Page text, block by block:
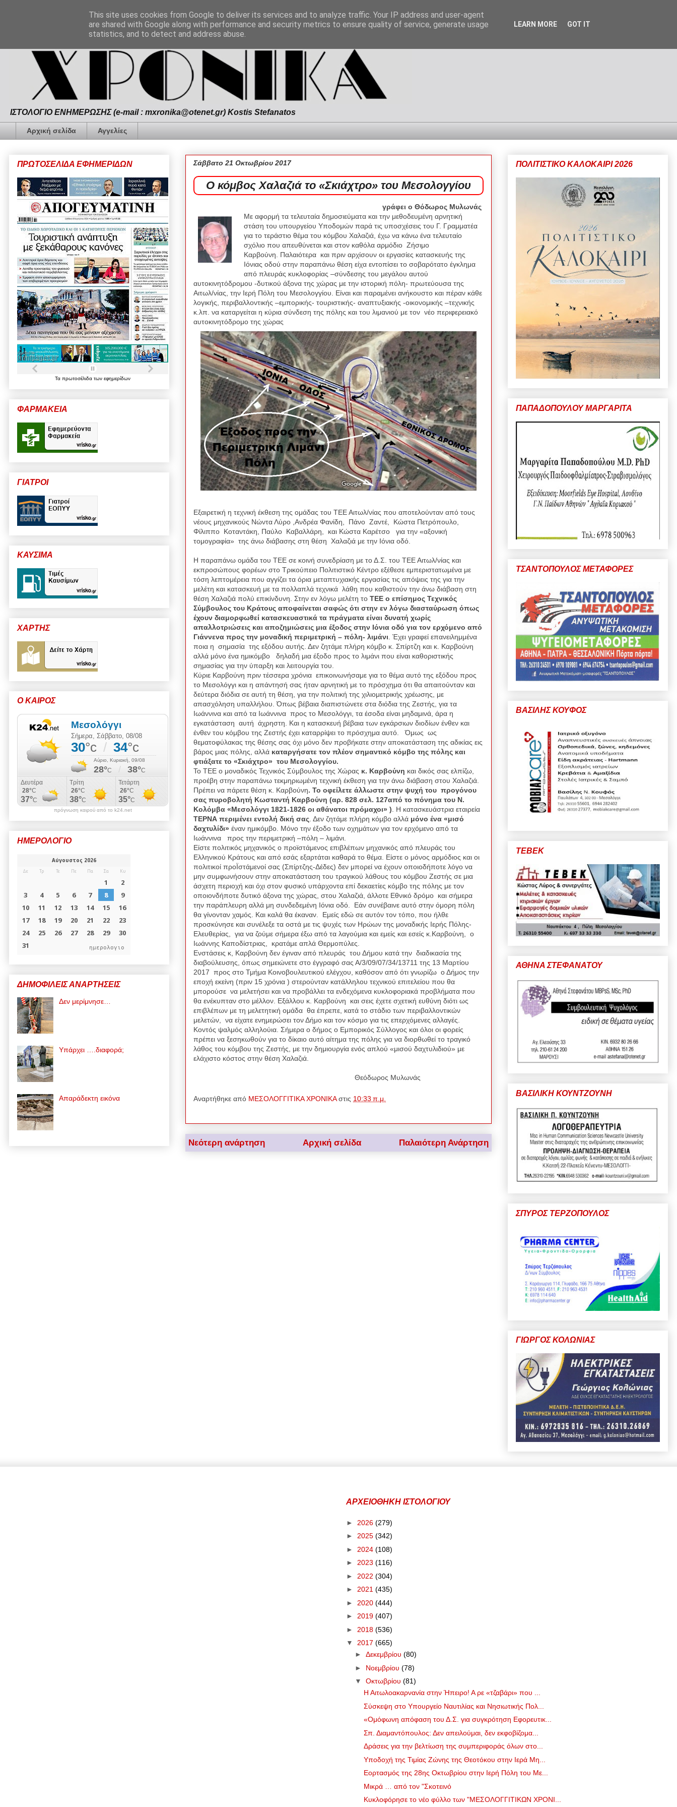
ΙΣΤΟΛΟΓΙΟ ΕΝΗΜΕΡΩΣΗΣ (e-mail : mxronika@otenet.gr) Kostis Stefanatos
Αρχική σελίδα Αγγελίες
Σάββατο 21 Οκτωβρίου 2017
Ο κόμβος Χαλαζιά το «Σκιάχτρο» του Μεσολογγίου
γράφει ο Θόδωρος Μυλωνάς
Με αφορμή τα τελευταία δημοσιεύματα και την μεθοδευμένη αρνητική
στάση του υπουργείου Υποδομών παρά τις υποσχέσεις του Γ. Γραμματέα
για το τεράστιο θέμα του κόμβου Χαλαζιά, έχω να κάνω ένα τελευταίο
σχόλιο που απευθύνεται και στον καθόλα αρμόδιο Ζήσιμο
Καρβούνη. Παλαιότερα και πριν αρχίσουν οι εργασίες κατασκευής της
Ιόνιας οδού στην παραπάνω θέση είχα εντοπίσει το σοβαρότατο έγκλημα
από πλευράς κυκλοφορίας –σύνδεσης του μεγάλου αυτού
αυτοκινητόδρομου -δυτικού άξονα της χώρας με την ιστορική πόλη- πρωτεύουσα της
Αιτωλ/νίας, την Ιερή Πόλη του Μεσολογγίου. Είναι και παραμένει ανήκουστο και πέραν κάθε
λογικής, περιβαλλοντικής –εμπορικής- τουριστικής- αναπτυξιακής -οικονομικής –τεχνικής
κ.λπ. να καταργείται η κύρια σύνδεση της πόλης και του λιμανιού με τον νέο περιφερειακό
αυτοκινητόδρομο της χώρας
Εξαιρετική η τεχνική έκθεση της ομάδας του ΤΕΕ Αιτωλ/νίας που αποτελούνταν από τους
νέους μηχανικούς Νώντα Λύρο ,Ανδρέα Φανίδη, Πάνο Ζαντέ, Κώστα Πετρόπουλο,
Φίλιππο Κοταντάκη, Παύλο Καβαλλάρη, και Κώστα Καρέτσο για την «αξονική
τομογραφία» της άνω διάβασης στη θέση Χαλαζιά με την Ιόνια οδό.
Η παραπάνω ομάδα του ΤΕΕ σε κοινή συνεδρίαση με το Δ.Σ. του ΤΕΕ Αιτωλ/νίας και
εκπροσώπους φορέων στο Τρικούπειο Πολιτιστικό Κέντρο εξέθεσε εμπεριστατωμένα με
τόση λεπτομέρεια που αγγίζει τα όρια μεταπτυχιακής εργασίας τις απόψεις της για την
μελέτη και κατασκευή με τα πολλαπλά τεχνικά λάθη που καθιστούν την άνω διάβαση στη
θέση Χαλαζιά πολύ επικίνδυνη. Στην εν λόγω μελέτη το ΤΕΕ ο επίσημος Τεχνικός
Σύμβουλος του Κράτους αποφαίνεται σαφώς ότι στην εν λόγω διασταύρωση όπως
έχουν διαμορφωθεί κατασκευαστικά τα πράγματα είναι δυνατή χωρίς
απαλλοτριώσεις και αποζημιώσεις μια έξοδος στην Ιόνια οδό για τον ερχόμενο από
Γιάννενα προς την μοναδική περιμετρική – πόλη- λιμάνι . Έχει γραφεί επανειλημμένα
ποια η σημασία της εξόδου αυτής. Δεν ζητάμε πλήρη κόμβο κ. Σπίρτζη και κ. Καρβούνη
αλλά μόνο ένα ημικόμβο δηλαδή μια έξοδο προς το λιμάνι που είναι καθοριστικής
σημασίας για την ύπαρξη και λειτουργία του.
Κύριε Καρβούνη πριν τέσσερα χρόνια επικοινωνήσαμε για το θέμα αυτό της εξόδου προς
το Μεσολόγγι και η απάντησή σας ήταν αρνητική με το πρόσχημα ότι θα απαιτούνταν και
δεύτερα διόδια σε αυτή τη θέση, για την πολιτική της χιλιομετρικής χρέωσης, με
απασχόληση υπαλλήλου. Όπως βέβαια διαπιστώνετε στα διόδια της Ζεστής, για τα
Ιωάννινα και από τα Ιωάννινα προς το Μεσολόγγι, τα έσοδα είναι μηδαμινά, άρα η
εγκατάσταση αυτή άχρηστη. Και η κατασκευή βέβαια των εγκάρσιων διοδίων ένθεν και
ένθεν του κόμβου της Ζεστής έχει καταρρίψει το πρόσχημα αυτό. Όμως ως
θεματοφύλακας της θέσης σας όχι μόνο δεν προβήκατε στην αποκατάσταση της αδικίας εις
βάρος μιας πόλης, αλλά καταργήσατε τον πλέον σημαντικό κόμβο της πόλης και
φτιάξατε το «Σκιάχτρο» του Μεσολογγίου.
Το ΤΕΕ ο μοναδικός Τεχνικός Σύμβουλος της Χώρας κ. Καρβούνη και δικός σας ελπίζω,
προέβη στην παραπάνω τεκμηριωμένη τεχνική έκθεση για την άνω διάβαση στου Χαλαζιά.
Πρέπει να πάρετε θέση κ. Καρβούνη. Το οφείλετε άλλωστε στην ψυχή του προγόνου
σας πυροβολητή Κωσταντή Καρβούνη (αρ. 828 σελ. 127από το πόνημα του Ν.
Κολόμβα «Μεσολόγγι 1821-1826 οι αθάνατοι πρόμαχοι» ) . Η κατασκευάστρια εταιρεία
ΤΕΡΝΑ περιμένει εντολή δική σας . Δεν ζητάμε πλήρη κόμβο αλλά μόνο ένα «μισό
δαχτυλίδι» έναν ημικόμβο. Μόνο την έξοδο των οχημάτων για τον ερχόμενο από τα
Ιωάννινα προς την περιμετρική –πόλη – λιμάνι.
Είστε πολιτικός μηχανικός ο προϊστάμενος επιβλέπων μηχανικός από πλευράς του
Ελληνικού Κράτους και από εσάς εξαρτάται καθαρά το θέμα. Είστε ο μόνος αρμόδιος και οι
πολιτικοί προΪστάμενοί σας (Σπίρτζης-Δέδες) δεν μπορεί να έχουν οποιοδήποτε λόγο να
μην συμφωνήσουν στην αποκατάσταση του τραγικού λάθους του κόμβου Ζεστής σε μια
άσχετη περιοχή και όχι στον φυσικό υπάρχοντα επί δεκαετίες κόμβο της πόλης με τον
οποιονδήποτε δυτικό άξονα της χώρας, στου Χαλαζιά, άλλοτε Εθνικό δρόμο και σήμερα
την παράπλευρη αλλά μη συνδεδεμένη Ιόνια οδό. Εάν συνέβαινε αυτό στην όμορη πόλη
θα γίνονταν χαμός. Και καλά θα έκαναν. Εμείς εδώ σε αυτόν τον τόπο, που ήλθε
προσκύνησε και συνέλεξε τα οστά με τις ψυχές των Ηρώων της μοναδικής Ιερής Πόλης-
Ελευθερίας, για να ζούμε σήμερα έξω από τα λαγούμια και εμείς και εσείς κ.Καρβούνη, ο
Ιωάννης Καποδίστριας, κρατάμε απλά Θερμοπύλες.
Ενστάσεις κ, Καρβούνη δεν έγιναν από πλευράς του Δήμου κατά την διαδικασία της
διαβούλευσης, όπως σημειώνετε στο έγγραφό σας Α/3/09/07/34/13711 της 13 Μαρτίου
2017 προς στο Τμήμα Κοινοβουλευτικού ελέγχου, καθόσον από ότι γνωρίζω ο Δήμος την
εποχή εκείνη (πριν 15 χρόνια ) στερούνταν κατάλληλου τεχνικού επιτελείου που θα
μπορούσε να μελετήσει και να προβάλλει τα ενδεχόμενα κυκλοφοριακά προβλήματα που
θα ενέκυπταν στο μέλλον. Εξάλλου κ. Καρβούνη και σεις έχετε σχετική ευθύνη διότι ως
επιβλέπων με τη μελετητική ομάδα θα έπρεπε, κατά το στάδιο των περιβαλλοντικών
μελετών, να είχατε ενημερώσει τον Δήμο και τον κόσμο για τις επερχόμενες αλλαγές.
Κοντός ψαλμός αλληλούια. Σήμερα ο δήμος ο Εμπορικός Σύλλογος και όλοι οι φορείς
πρέπει να ξεσηκωθούν για το δίκαιο αυτό αίτημα της πόλης για να διορθωθεί το τραγικό
λάθος του κόμβου της Ζεστής, με την δημιουργία ενός απλού «μισού δαχτυλιδιού» με
ελάχιστο κόστος στην θέση Χαλαζιά.
Θεόδωρος Μυλωνάς
Αναρτήθηκε από ΜΕΣΟΛΟΓΓΙΤΙΚΑ ΧΡΟΝΙΚΑ στις 10:33 π.μ.
Νεότερη ανάρτηση Παλαιότερη Ανάρτηση
Αρχική σελίδα
ΠΡΩΤΟΣΕΛΙΔΑ ΕΦΗΜΕΡΙΔΩΝ
Τα πρωτοσέλιδα των εφημερίδων
ΦΑΡΜΑΚΕΙΑ
ΓΙΑΤΡΟΙ
ΚΑΥΣΙΜΑ
ΧΑΡΤΗΣ
Ο ΚΑΙΡΟΣ
πρόγνωση καιρού από το k24.net
ΗΜΕΡΟΛΟΓΙΟ
ημερολογιο
ΔΗΜΟΦΙΛΕΙΣ ΑΝΑΡΤΗΣΕΙΣ
Δεν μερίμνησε…
Υπάρχει ….διαφορά;
Απαράδεκτη εικόνα
ΠΟΛΙΤΙΣΤΙΚΟ ΚΑΛΟΚΑΙΡΙ 2026
ΠΑΠΑΔΟΠΟΥΛΟΥ ΜΑΡΓΑΡΙΤΑ
ΤΣΑΝΤΟΠΟΥΛΟΣ ΜΕΤΑΦΟΡΕΣ
ΒΑΣΙΛΗΣ ΚΟΥΦΟΣ
ΤΕΒΕΚ
ΑΘΗΝΑ ΣΤΕΦΑΝΑΤΟΥ
ΒΑΣΙΛΙΚΗ ΚΟΥΝΤΖΟΥΝΗ
ΣΠΥΡΟΣ ΤΕΡΖΟΠΟΥΛΟΣ
ΓΙΩΡΓΟΣ ΚΟΛΩΝΙΑΣ
ΑΡΧΕΙΟΘΗΚΗ ΙΣΤΟΛΟΓΙΟΥ
► 2026 (279)
► 2025 (342)
► 2024 (108)
► 2023 (116)
► 2022 (304)
► 2021 (435)
► 2020 (444)
► 2019 (407)
► 2018 (536)
▼ 2017 (665)
► Δεκεμβρίου (80)
► Νοεμβρίου (78)
▼ Οκτωβρίου (81)
Η Αιτωλοακαρνανία στην Ήπειρο! Α ρε «τζαβάρι» που ...
Σύσκεψη στο Υπουργείο Ναυτιλίας και Νησιωτικής Πολ...
«Ομόφωνη απόφαση του Δ.Σ. για συγκρότηση Εφορευτικ...
Σπ. Διαμαντόπουλος: Δεν απειλούμαι, δεν εκφοβίζομα...
Δράσεις για την βελτίωση της συμπεριφοράς όλων στο...
Υποδοχή της Τιμίας Ζώνης της Θεοτόκου στην Ιερά Μη...
Εορτασμός της 28ης Οκτωβρίου στην Ιερή Πόλη του Με...
Μικρά … από τον "Σκοτεινό
Κυκλοφόρησε το νέο φύλλο των "ΜΕΣΟΛΟΓΓΙΤΙΚΩΝ ΧΡΟΝΙ...
This site uses cookies from Google to deliver its services and to analyze traffic. Your IP address and user-agent
are shared with Google along with performance and security metrics to ensure quality of service, generate usage
statistics, and to detect and address abuse.
LEARN MORE GOT IT